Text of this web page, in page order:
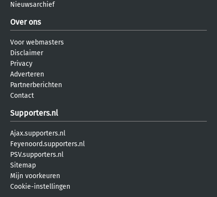
Nieuwsarchief
Over ons
Voor webmasters
Disclaimer
Privacy
Adverteren
Partnerberichten
Contact
Supporters.nl
Ajax.supporters.nl
Feyenoord.supporters.nl
PSV.supporters.nl
Sitemap
Mijn voorkeuren
Cookie-instellingen